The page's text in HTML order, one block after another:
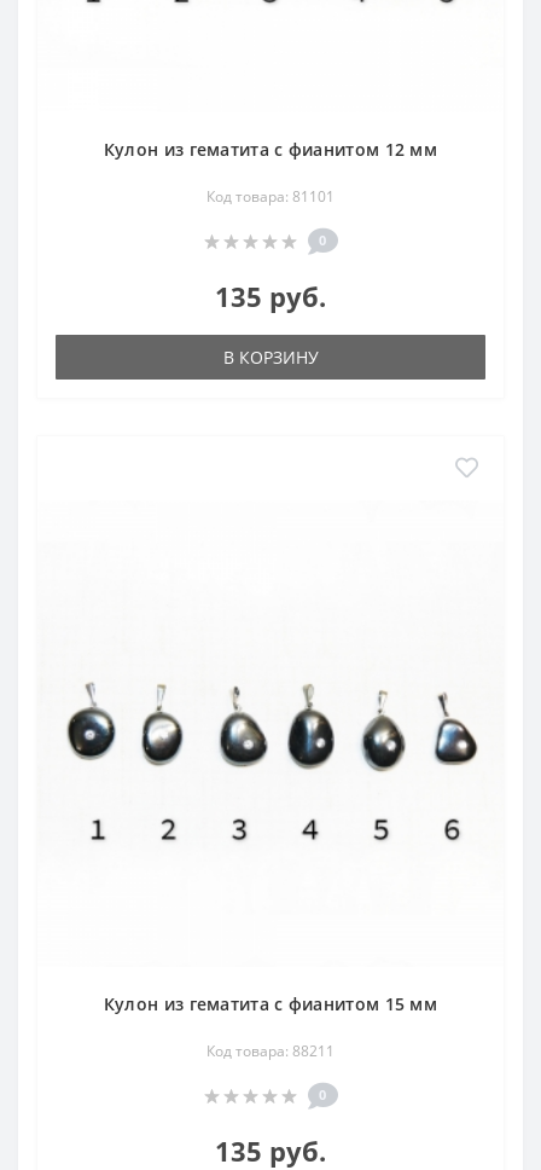
Кулон из гематита с фианитом 12 мм
Код товара: 81101
0
135 руб.
В КОРЗИНУ
Кулон из гематита с фианитом 15 мм
Код товара: 88211
0
135 руб.